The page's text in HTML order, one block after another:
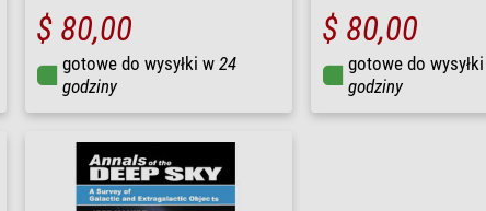
$ 80,00
gotowe do wysyłki w 24
godziny
$ 80,00
gotowe do
godziny